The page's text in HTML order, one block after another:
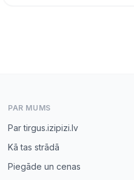
PAR MUMS
Par tirgus.izipizi.lv
Kā tas strādā
Piegāde un cenas